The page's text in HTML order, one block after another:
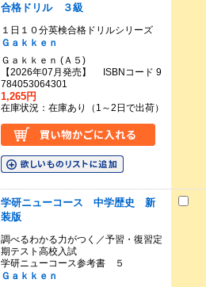
合格ドリル ３級
１日１０分英検合格ドリルシリーズ
Ｇａｋｋｅｎ
Ｇａｋｋｅｎ (Ａ５)
【2026年07月発売】 ISBNコード 9
784053064301
1,265円
在庫状況：在庫あり（1～2日で出荷）
学研ニューコース 中学歴史 新
装版
調べるわかる力がつく／予習・復習定
期テスト高校入試
学研ニューコース参考書 ５
Ｇａｋｋｅｎ